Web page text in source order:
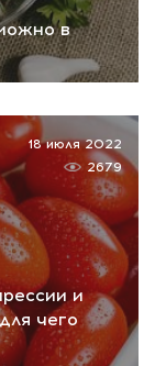
в
и
чего
18 июля 2022
2679